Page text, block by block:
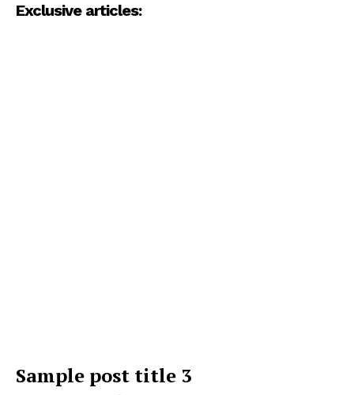
Exclusive articles:
Sample post title 3